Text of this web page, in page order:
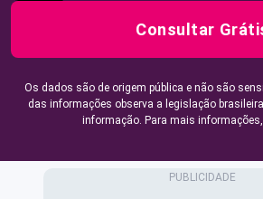
Consultar
Os dados são de origem pública e não são
das informações observa a legislação
informação. Para mais informações,